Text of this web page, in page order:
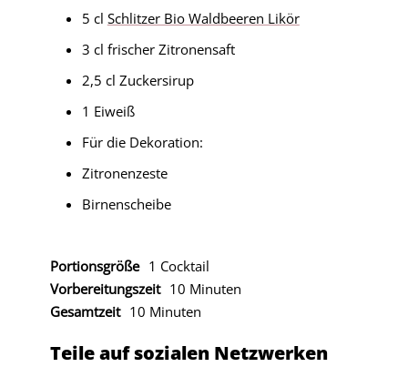
5 cl Schlitzer Bio Waldbeeren Likör
3 cl frischer Zitronensaft
2,5 cl Zuckersirup
1 Eiweiß
Für die Dekoration:
Zitronenzeste
Birnenscheibe
Portionsgröße 1 Cocktail
Vorbereitungszeit 10 Minuten
Gesamtzeit 10 Minuten
Teile auf sozialen Netzwerken